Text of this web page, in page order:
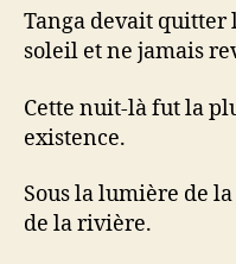
Tanga devait quitter
soleil et ne jamais
Cette nuit-là fut la
existence.
Sous la lumière de
de la rivière.